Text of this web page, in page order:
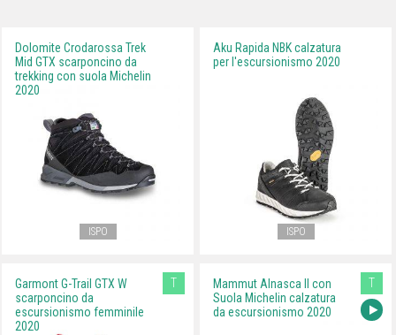
Dolomite Crodarossa Trek
Mid GTX scarponcino da
trekking con suola Michelin
2020
ISPO
Aku Rapida NBK calzatura
per l'escursionismo 2020
ISPO
Garmont G-Trail GTX W
scarponcino da
escursionismo femminile
2020
T
Mammut Alnasca II con
Suola Michelin calzatura
da escursionismo 2020
T